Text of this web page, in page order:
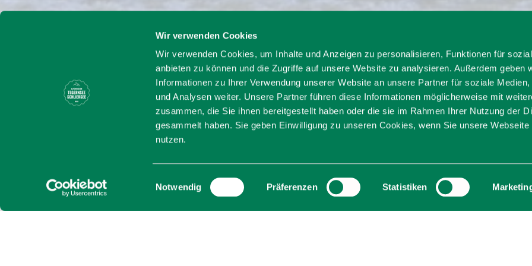
Wir verwenden Cookies
Wir verwenden Cookies, um Inhalte und Anzeigen zu personalisieren, Funktionen für
anbieten zu können und die Zugriffe auf unsere Website zu analysieren. Außerdem geben
Informationen zu Ihrer Verwendung unserer Website an unsere Partner für soziale Medien,
und Analysen weiter. Unsere Partner führen diese Informationen möglicherweise mit
zusammen, die Sie ihnen bereitgestellt haben oder die sie im Rahmen Ihrer Nutzung der
gesammelt haben. Sie geben Einwilligung zu unseren Cookies, wenn Sie unsere Webseite
nutzen.
Einwilligungsauswahl
Notwendig Präferenzen Statistiken
Startseite Gemeinde Irschenberg
Gemeinde Irschenberg
jetzt geöffnet
Angelegenheiten, von Melde- und Passwesen bis zu Bau- und
sorgt für eine Abwicklung von Verwaltungsprozessen und stellt